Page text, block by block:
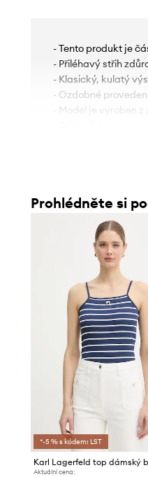
- Tento produkt je
- Přiléhavý střih
- Klasický, kulatý
- Ozdobné
- Model je vyroben
Prohlédněte si
*-5 % s kódem: LST
Aktuální cena: